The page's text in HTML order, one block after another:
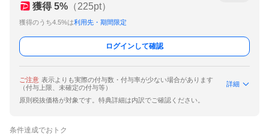
獲得 5% （225pt）
獲得のうち4.5%は利用先・期間限定
ログインして確認
ご注意 表示よりも実際の付与数・付与率が少ない場合があります
（付与上限、未確定の付与等）
詳細
原則税抜価格が対象です。特典詳細は内訳でご確認ください。
条件達成でおトク